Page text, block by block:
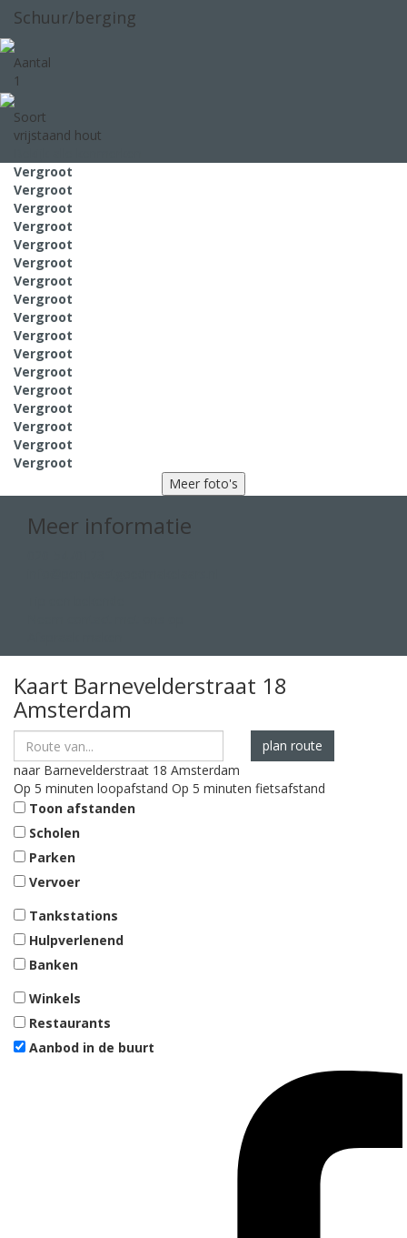
Schuur/berging
Aantal
1
Soort
vrijstaand hout
Vergroot
Vergroot
Vergroot
Vergroot
Vergroot
Vergroot
Vergroot
Vergroot
Vergroot
Vergroot
Vergroot
Vergroot
Vergroot
Vergroot
Vergroot
Vergroot
Vergroot
Meer foto's
Meer informatie
Kaart Barnevelderstraat 18
Amsterdam
plan route
naar Barnevelderstraat 18 Amsterdam
Op 5 minuten loopafstand Op 5 minuten fietsafstand
Toon afstanden
Scholen
Parken
Vervoer
Tankstations
Hulpverlenend
Banken
Winkels
Restaurants
Aanbod in de buurt